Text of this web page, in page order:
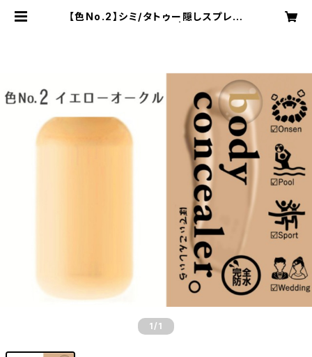
【色No.2】シミ/タトゥー隠しスプレー
1 /1